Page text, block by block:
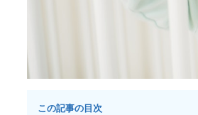
この記事の目次